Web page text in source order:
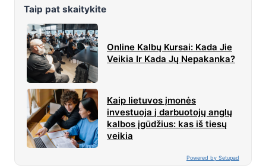
Taip pat skaitykite
Online Kalbų Kursai: Kada Jie
Veikia Ir Kada Jų Nepakanka?
Kaip lietuvos įmonės
investuoja į darbuotojų anglų
kalbos įgūdžius: kas iš tiesų
veikia
Powered by Setupad